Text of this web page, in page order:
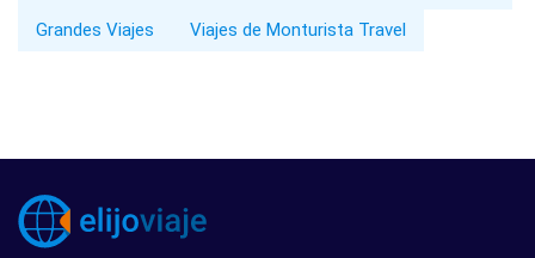
Grandes Viajes
Viajes de Monturista Travel